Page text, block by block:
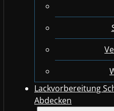
Lackvorbereitung
Abdecken